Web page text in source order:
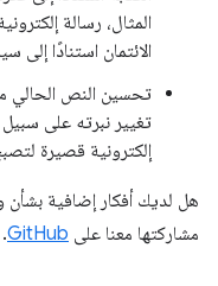
المثال، رسالة
الائتمان استنادًا
تحسين النص الحالي
تغيير نبرته على سبيل
إلكترونية قصيرة
هل لديك أفكار إضافية
مشاركتها معنا على GitHub
.